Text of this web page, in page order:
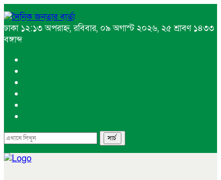
ঢাকা ১২:১৩ অপরাহ্ন, রবিবার, ০৯ অগাস্ট ২০২৬, ২৫ শ্রাবণ ১৪৩৩
বঙ্গাব্দ